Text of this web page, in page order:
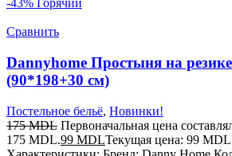
-43% Горячий
Сравнить
Dannyhome Простыня на
(90*198+30 см)
Постельное бельё, Новинки!
175MDL Первоначальная цена
175 MDL.99 MDLТекущая цена: 99